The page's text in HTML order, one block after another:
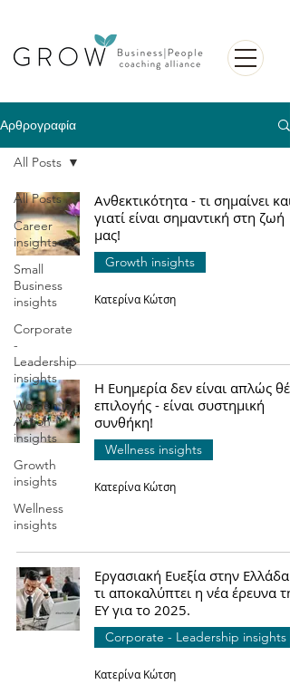
Αρθρογραφία
All Posts
Career
insights
Small
Business
insights
Corporate
-
Leadership
insights
Women in
Action
insights
Growth
insights
Wellness
insights
All Posts
Ανθεκτικότητα - τι σημαίνει και
γιατί είναι σημαντική στη ζωή
μας!
Growth insights
Κατερίνα Κώτση
Η Ευημερία δεν είναι απλώς
επιλογής - είναι συστημική
συνθήκη!
Wellness insights
Κατερίνα Κώτση
Εργασιακή Ευεξία στην Ελλάδα:
τι αποκαλύπτει η νέα έρευνα
ΕΥ για το 2025.
Corporate - Leadership insights
Κατερίνα Κώτση